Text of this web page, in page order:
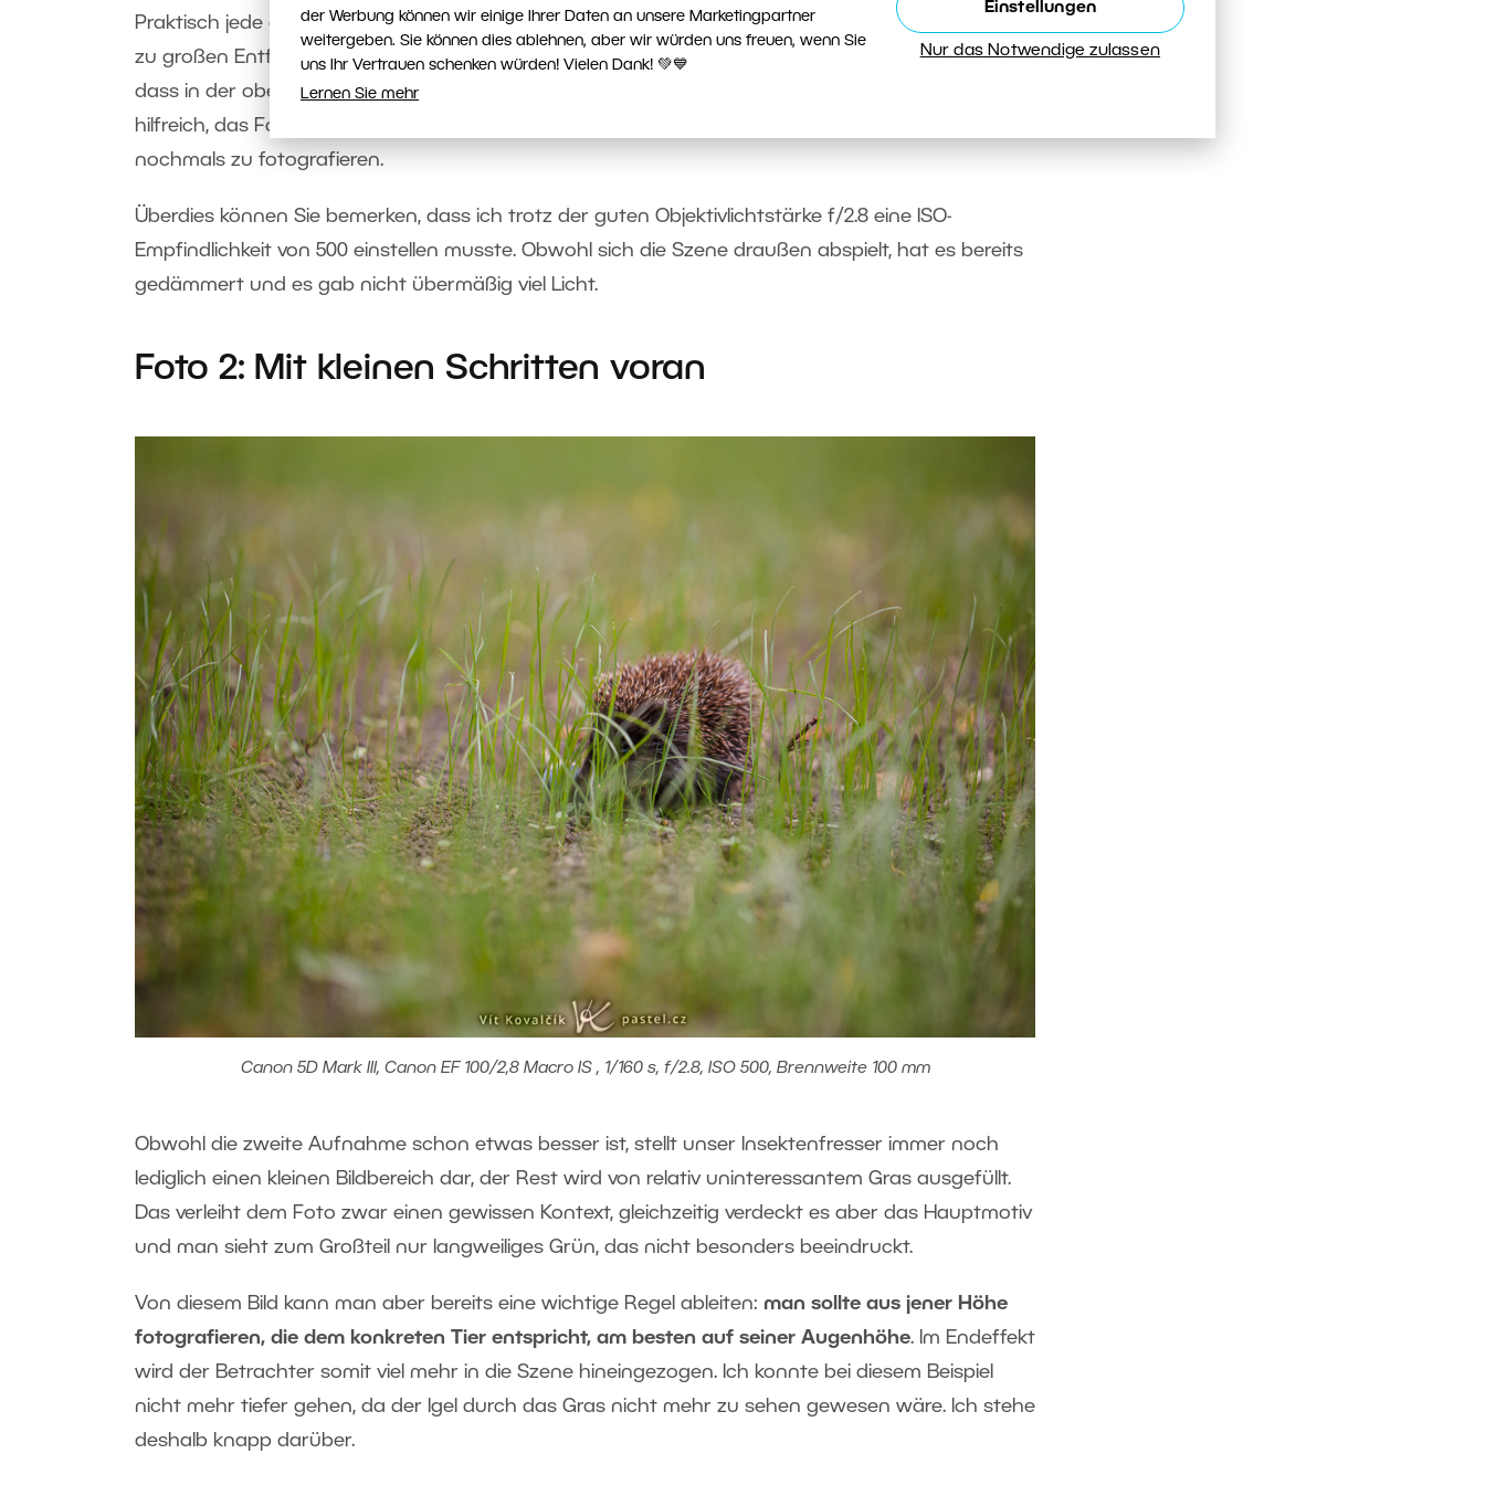
der Werbung können wir einige Ihrer Daten an unsere Marketingpartner
weitergeben. Sie können dies ablehnen, aber wir würden uns freuen, wenn Sie
uns Ihr Vertrauen schenken würden! Vielen Dank! 💚💙
Lernen Sie mehr
Einstellungen
Nur das Notwendige zulassen
Praktisch jede andere Aufnahme wäre besser gewesen – dieses Bild wurde unnötig aus einer viel
zu großen Entfernung geschossen und das Tier selbst sieht man nur so la la. Auch die Tatsache,
dass in der oberen rechten Ecke der Zaun zu sehen ist, macht es nicht gerade besser. Es wäre
hilfreich, das Foto entweder stark zuzuschneiden oder – noch besser – näher heranzugehen und
nochmals zu fotografieren.
Überdies können Sie bemerken, dass ich trotz der guten Objektivlichtstärke f/2.8 eine ISO-
Empfindlichkeit von 500 einstellen musste. Obwohl sich die Szene draußen abspielt, hat es bereits
gedämmert und es gab nicht übermäßig viel Licht.
Foto 2: Mit kleinen Schritten voran
Canon 5D Mark III, Canon EF 100/2,8 Macro IS , 1/160 s, f/2.8, ISO 500, Brennweite 100 mm
Obwohl die zweite Aufnahme schon etwas besser ist, stellt unser Insektenfresser immer noch
lediglich einen kleinen Bildbereich dar, der Rest wird von relativ uninteressantem Gras ausgefüllt.
Das verleiht dem Foto zwar einen gewissen Kontext, gleichzeitig verdeckt es aber das Hauptmotiv
und man sieht zum Großteil nur langweiliges Grün, das nicht besonders beeindruckt.
Von diesem Bild kann man aber bereits eine wichtige Regel ableiten: man sollte aus jener Höhe
fotografieren, die dem konkreten Tier entspricht, am besten auf seiner Augenhöhe. Im Endeffekt
wird der Betrachter somit viel mehr in die Szene hineingezogen. Ich konnte bei diesem Beispiel
nicht mehr tiefer gehen, da der Igel durch das Gras nicht mehr zu sehen gewesen wäre. Ich stehe
deshalb knapp darüber.